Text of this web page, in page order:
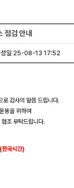
검 안내
성일 25-08-13 17:52
감사의 말씀 드립니다.
용을 위하여
조 부탁드립니다.
국시간)